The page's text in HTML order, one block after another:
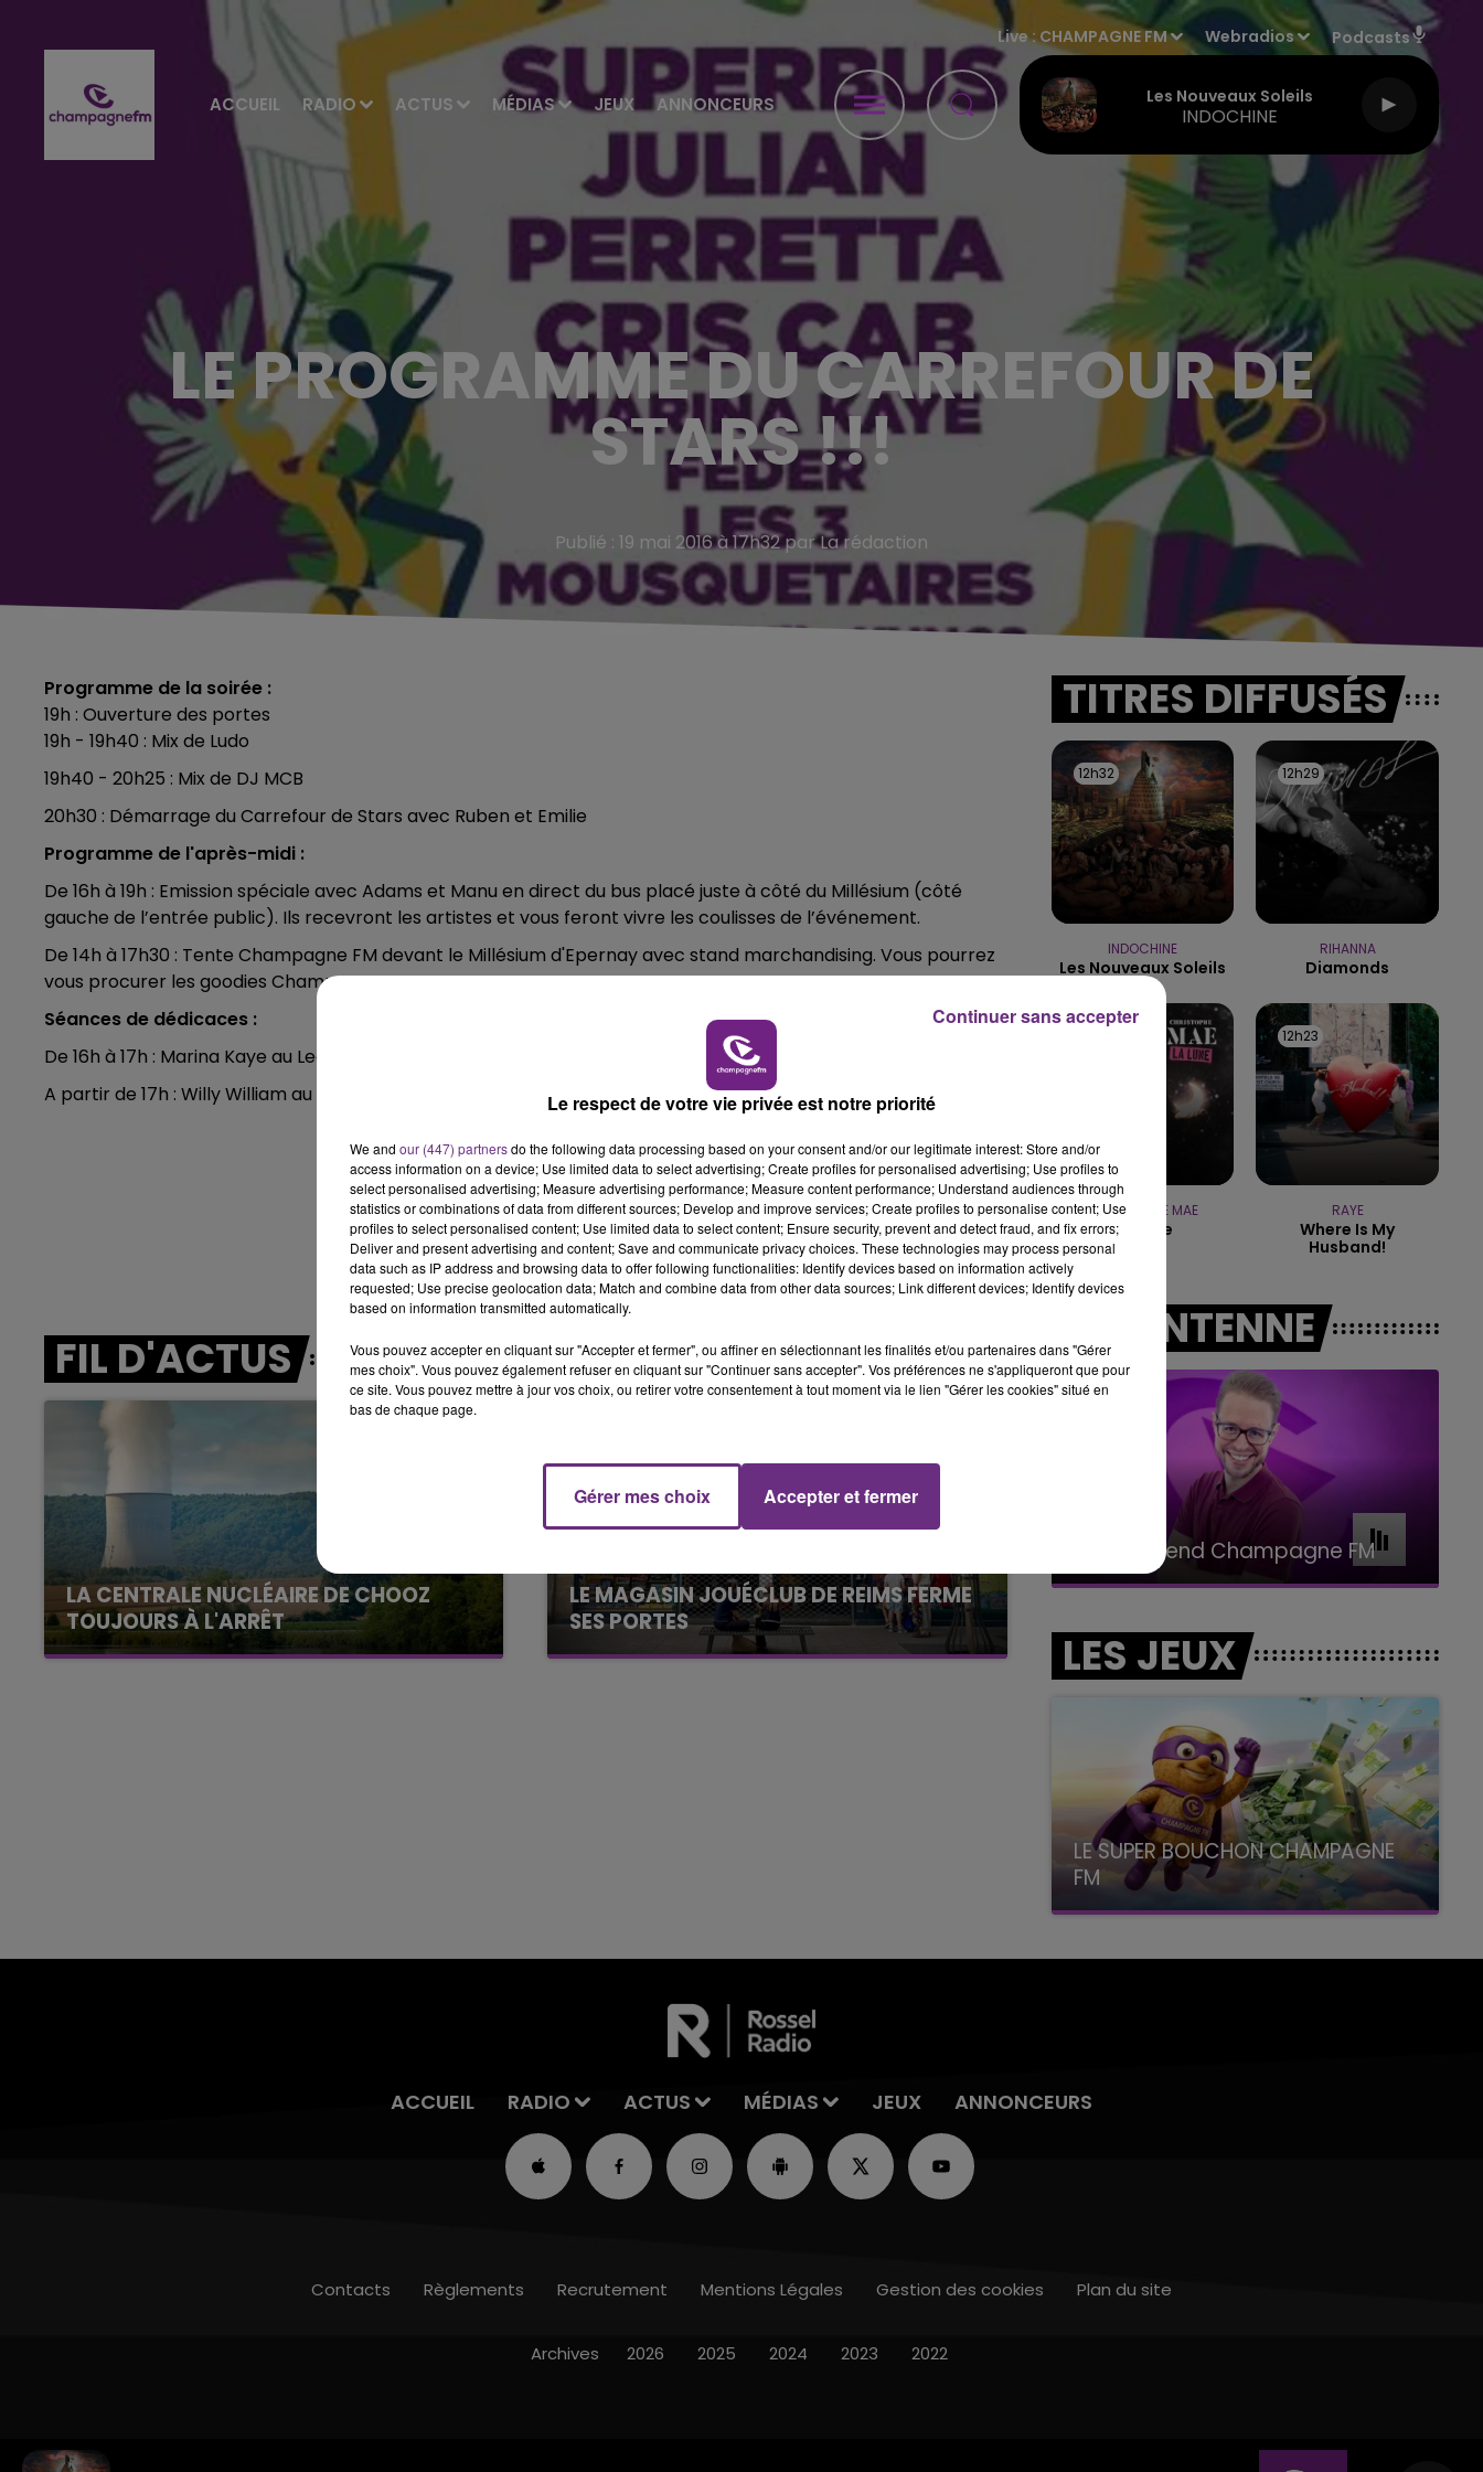
ACCUEIL RADIO ACTUS MÉDIAS JEUX ANNONCEURS
Live :CHAMPAGNE FM Webradios Podcasts
Les Nouveaux Soleils
INDOCHINE
11h00 - 16h00
LE WEEK-END CHAMPAGNE FM
16h00 - 20h00
LE WEEK-END CHAMPAGNE FM
7h00 - 11h00
LE PROGRAMME DU CARREFOUR DE
STARS !!!
Publié : 19 mai 2016 à 17h32 par La rédaction
Programme de la soirée :
19h : Ouverture des portes
19h - 19h40 : Mix de Ludo
19h40 - 20h25 : Mix de DJ MCB
20h30 : Démarrage du Carrefour de Stars avec Ruben et Emilie
Programme de l'après-midi :
De 16h à 19h : Emission spéciale avec Adams et Manu en direct du bus placé juste à côté du Millésium (côté
gauche de l’entrée public). Ils recevront les artistes et vous feront vivre les coulisses de l’événement.
De 14h à 17h30 : Tente Champagne FM devant le Millésium d'Epernay avec stand marchandising. Vous pourrez
vous procurer les goodies Champagne FM.
Séances de dédicaces :
De 16h à 17h : Marina Kaye au Leclerc de Pierry
A partir de 17h : Willy William au Carrefour d'Epernay
FIL D'ACTUS
LA CENTRALE NUCLÉAIRE DE CHOOZ
TOUJOURS À L'ARRÊT
Cela fait déjà une semaine que la centrale
LE MAGASIN JOUÉCLUB DE REIMS FERME
SES PORTES
C'était l'une des institutions du centre-ville
TITRES DIFFUSÉS
12h32
12h32
INDOCHINE
Les Nouveaux Soleils
12h29
12h29
RIHANNA
Diamonds
CHRISTOPHE MAE
La Lune
12h23
12h23
RAYE
Where Is My
Husband!
A L'ANTENNE
16h00 - 20h00
Le Week-end Champagne FM
7h00 - 11h00
Le week-end Champagne FM
LES JEUX
LE SUPER BOUCHON CHAMPAGNE
FM
avec La Famille Champagne FM, à 8H10
ACCUEIL RADIO ACTUS MÉDIAS JEUX ANNONCEURS
Contacts Règlements Recrutement Mentions Légales Gestion des cookies Plan du site
Archives 2026 2025 2024 2023 2022
Le respect de votre vie privée est notre priorité
We and our (447) partnersdo the following data processing based on your consent and/or our legitimate interest: Store and/or
access information on a device; Use limited data to select advertising; Create profiles for personalised advertising; Use profiles to
select personalised advertising; Measure advertising performance; Measure content performance; Understand audiences through
statistics or combinations of data from different sources; Develop and improve services; Create profiles to personalise content; Use
profiles to select personalised content; Use limited data to select content; Ensure security, prevent and detect fraud, and fix errors;
Deliver and present advertising and content; Save and communicate privacy choices. These technologies may process personal
data such as IP address and browsing data to offer following functionalities: Identify devices based on information actively
requested; Use precise geolocation data; Match and combine data from other data sources; Link different devices; Identify devices
based on information transmitted automatically.
Vous pouvez accepter en cliquant sur "Accepter et fermer", ou affiner en sélectionnant les finalités et/ou partenaires dans "Gérer
mes choix". Vous pouvez également refuser en cliquant sur "Continuer sans accepter". Vos préférences ne s'appliqueront que pour
ce site. Vous pouvez mettre à jour vos choix, ou retirer votre consentement à tout moment via le lien "Gérer les cookies" situé en
bas de chaque page.
Gérer mes choix Accepter et fermer
Continuer sans accepter